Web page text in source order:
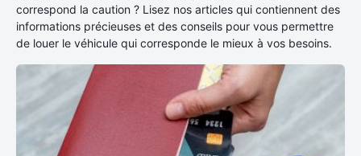
correspond la caution ? Lisez nos articles qui contiennent des
informations précieuses et des conseils pour vous permettre
de louer le véhicule qui corresponde le mieux à vos besoins.